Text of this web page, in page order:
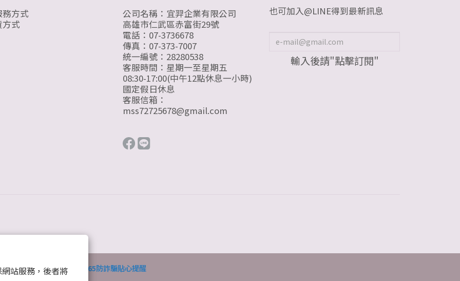
站服務，後者將
方式
方式
公司名稱：宜羿企業有限公司
高雄市仁武區赤富街29號
電話：07-3736678
傳真：07-373-7007
統一編號：28280538
客服時間：星期一至星期五
08:30-17:00(中午12點休息一小時)
國定假日休息
客服信箱：
mss72725678@gmail.com
也可加入@LINE得到最新訊息
輸入後請"點擊訂閱"
165防詐騙貼心提醒